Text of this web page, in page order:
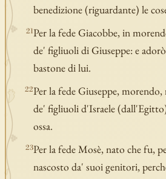
benedizione (riguardante) le
21Per la fede Giacobbe, in
de' figliuoli di Giuseppe: e
bastone di lui.
22Per la fede Giuseppe,
de' figliuoli d'Israele
ossa.
23Per la fede Mosè, nato che fu,
nascosto da' suoi genitori,